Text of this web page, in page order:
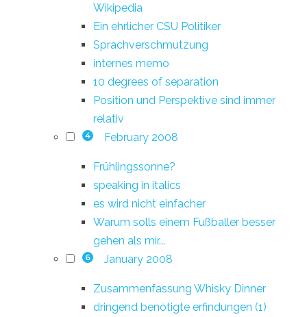
Wikipedia
Ein ehrlicher CSU Politiker
Sprachverschmutzung
internes memo
10 degrees of separation
Position und Perspektive sind immer
relativ
4 February 2008
Frühlingssonne?
speaking in italics
es wird nicht einfacher
Warum solls einem Fußballer besser
gehen als mir...
6 January 2008
Zusammenfassung Whisky Dinner
dringend benötigte erfindungen (1)